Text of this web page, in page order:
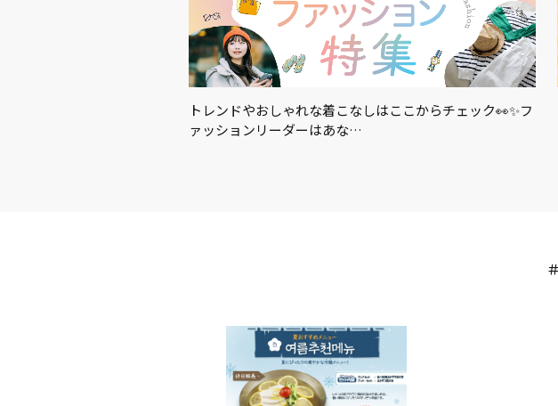
トレンドやおしゃれな着こなしはここからチェック👀✨フ
ァッションリーダーはあな…